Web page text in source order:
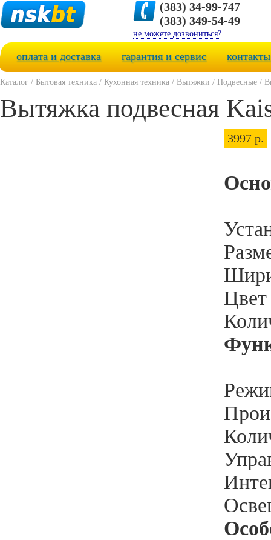
(383) 34-99-747
(383) 349-54-49
не можете дозвониться?
оплата и доставка гарантия и сервис контакты
Каталог / Бытовая техника / Кухонная техника / Вытяжки / Подвесные /
Вытяжка подвесная
3997 р.